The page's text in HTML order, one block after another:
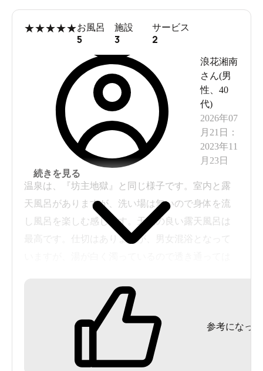
★★★★★お風呂
5
施設
3
サービス
2
浪花湘南
さん(男
性
40
代)
2026年07
月21日
：
2023年11
月23日
温泉は、『坊主地獄』と同じ様子です。室内と露
天風呂がありますが、洗い場は無いので身体を流
し風呂を楽しむ感じです。天気の良い露天風呂は
最高です。仕切はありますが、男女混浴となって
うに長湯は禁物です。
宿泊したのですが、夜中はさすがに露天風呂は閉
められ室内の湯（入れなく閉められている湯も有
り）を楽しめますが、部屋から遠いです。
続きを見る
参考になった